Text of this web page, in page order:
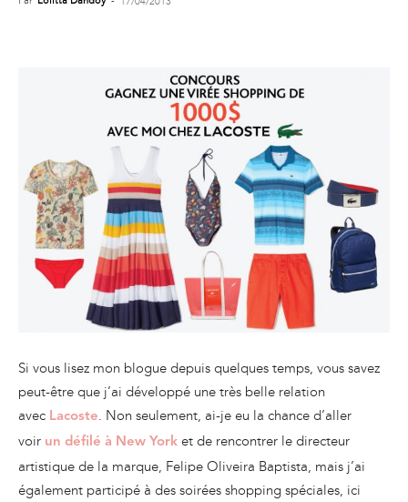
Si vous lisez mon blogue depuis quelques temps, vous savez
peut-être que j’ai développé une très belle relation
avec Lacoste. Non seulement, ai-je eu la chance d’aller
voir un défilé à New York et de rencontrer le directeur
artistique de la marque, Felipe Oliveira Baptista, mais j’ai
également participé à des soirées shopping spéciales, ici